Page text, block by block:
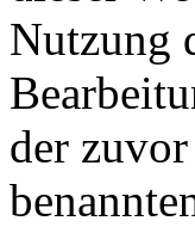
Nutzung
der